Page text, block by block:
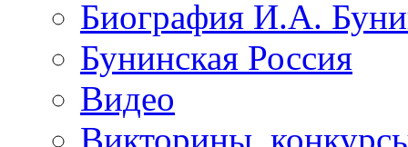
Биография И.А.
Бунинская Россия
Видео